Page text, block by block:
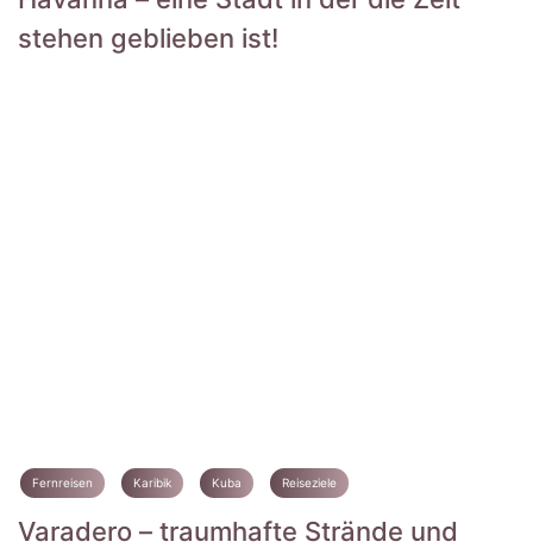
stehen geblieben ist!
Fernreisen Karibik Kuba Reiseziele
Varadero – traumhafte Strände und